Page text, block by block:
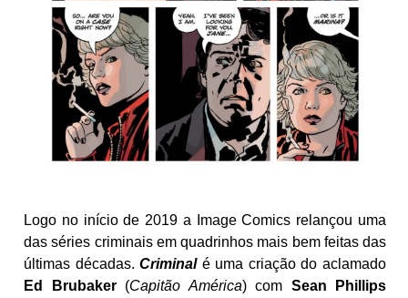
Logo no início de 2019 a Image Comics relançou uma
das séries criminais em quadrinhos mais bem feitas das
últimas décadas.Criminalé uma criação do aclamado
Ed Brubaker(Capitão América) com Sean Phillips